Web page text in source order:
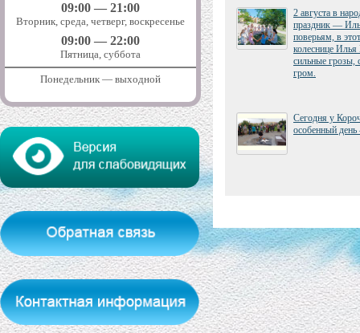
09:00 — 21:00
Вторник, среда, четверг, воскресенье
09:00 — 22:00
Пятница, суббота
Понедельник — выходной
2 августа в
праздник —
поверьям, в
колеснице
сильные грозы,
гром.
Сегодня у
особенный